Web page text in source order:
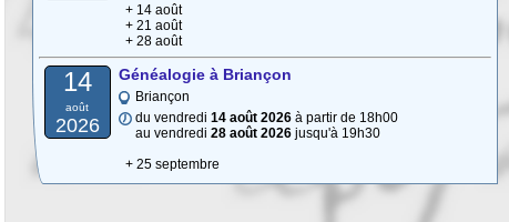
+ 14 août
+ 21 août
+ 28 août
14
août
2026
Généalogie à Briançon
Briançon
du vendredi 14 août 2026à partir de 18h00
au vendredi 28 août 2026jusqu'à 19h30
+ 25 septembre